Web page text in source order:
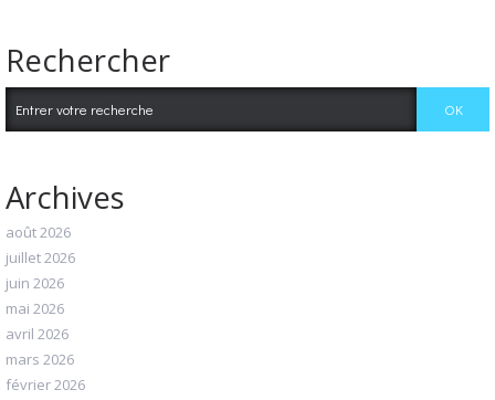
Rechercher
Archives
août 2026
juillet 2026
juin 2026
mai 2026
avril 2026
mars 2026
février 2026